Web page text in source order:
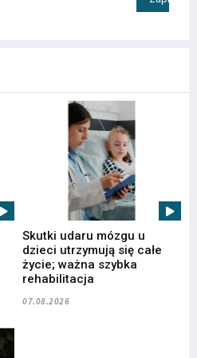
Skutki udaru mózgu u
dzieci utrzymują się całe
życie; ważna szybka
rehabilitacja
07.08.2026